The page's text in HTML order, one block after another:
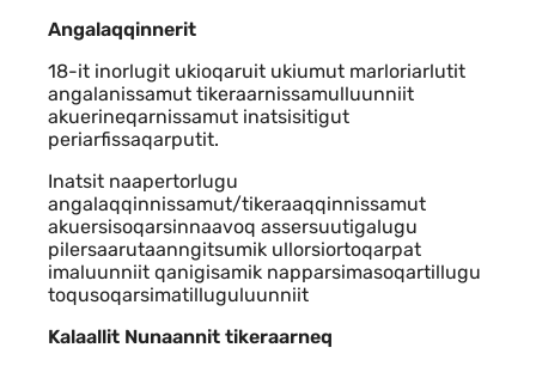
Angalaqqinnerit
18-it inorlugit ukioqaruit ukiumut marloriarlutit
angalanissamut tikeraarnissamulluunniit
akuerineqarnissamut inatsisitigut
periarfissaqarputit.
Inatsit naapertorlugu
angalaqqinnissamut/tikeraaqqinnissamut
akuersisoqarsinnaavoq assersuutigalugu
pilersaarutaanngitsumik ullorsiortoqarpat
imaluunniit qanigisamik napparsimasoqartillugu
toqusoqarsimatilluguluunniit
Kalaallit Nunaannit tikeraarneq